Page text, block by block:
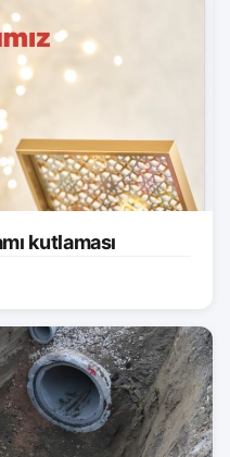
kutlaması